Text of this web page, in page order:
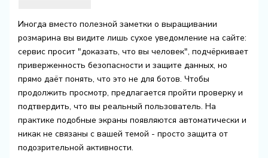
Иногда вместо полезной заметки о выращивании
розмарина вы видите лишь сухое уведомление на сайте:
сервис просит "доказать, что вы человек", подчёркивает
приверженность безопасности и защите данных, но
прямо даёт понять, что это не для ботов. Чтобы
продолжить просмотр, предлагается пройти проверку и
подтвердить, что вы реальный пользователь. На
практике подобные экраны появляются автоматически и
никак не связаны с вашей темой - просто защита от
подозрительной активности.